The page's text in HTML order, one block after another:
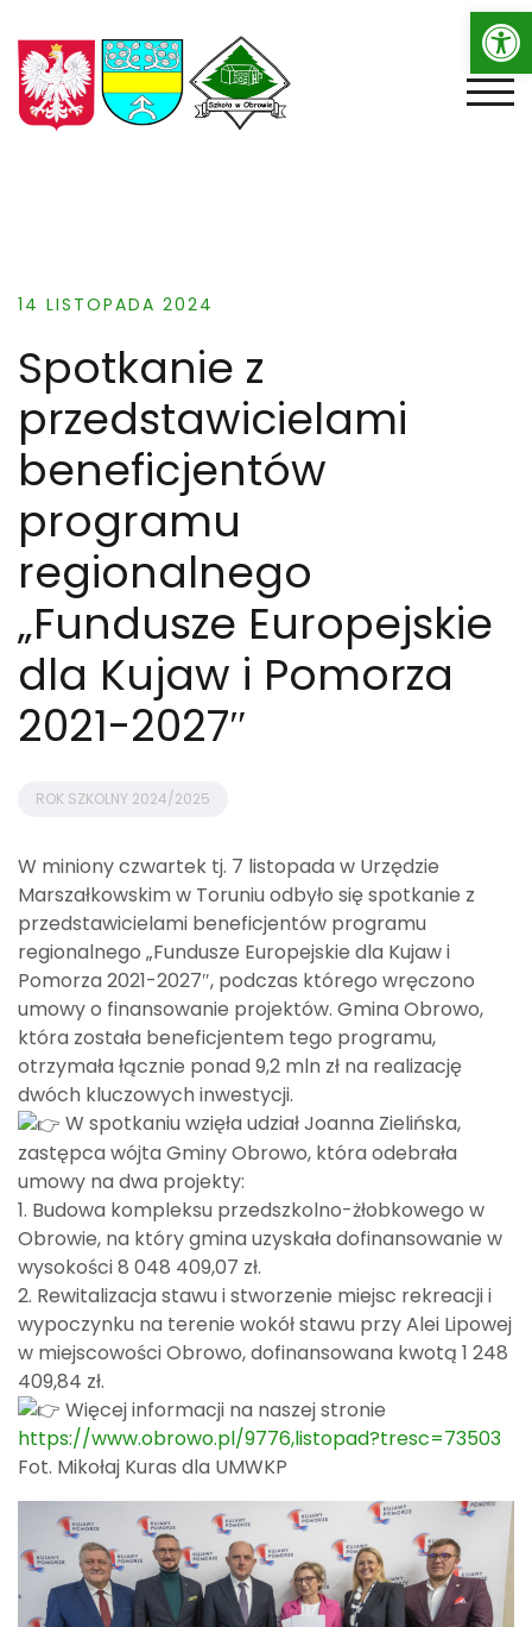
to
content
14 LISTOPADA 2024
Spotkanie z
przedstawicielami
beneficjentów
programu
regionalnego
„Fundusze Europejskie
dla Kujaw i Pomorza
2021-2027″
ROK SZKOLNY 2024/2025
W miniony czwartek tj. 7 listopada w Urzędzie
Marszałkowskim w Toruniu odbyło się spotkanie z
przedstawicielami beneficjentów programu
regionalnego „Fundusze Europejskie dla Kujaw i
Pomorza 2021-2027″, podczas którego wręczono
umowy o finansowanie projektów. Gmina Obrowo,
która została beneficjentem tego programu,
otrzymała łącznie ponad 9,2 mln zł na realizację
dwóch kluczowych inwestycji.
W spotkaniu wzięła udział Joanna Zielińska,
zastępca wójta Gminy Obrowo, która odebrała
umowy na dwa projekty:
1. Budowa kompleksu przedszkolno-żłobkowego w
Obrowie, na który gmina uzyskała dofinansowanie w
wysokości 8 048 409,07 zł.
2. Rewitalizacja stawu i stworzenie miejsc rekreacji i
wypoczynku na terenie wokół stawu przy Alei Lipowej
w miejscowości Obrowo, dofinansowana kwotą 1 248
409,84 zł.
Więcej informacji na naszej stronie
https://www.obrowo.pl/9776,listopad?tresc=73503
Fot. Mikołaj Kuras dla UMWKP